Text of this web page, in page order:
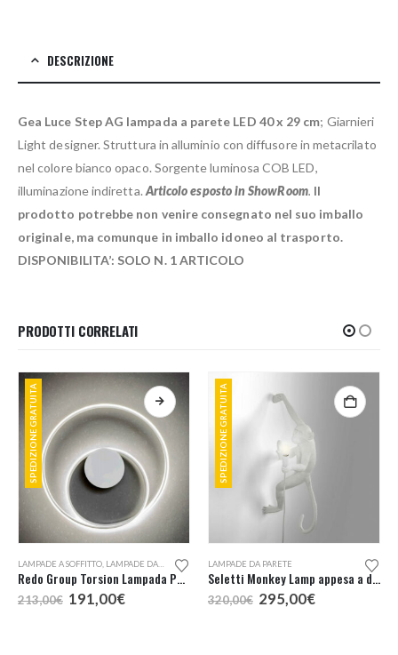
DESCRIZIONE
Gea Luce Step AG lampada a parete LED 40 x 29 cm; Giarnieri
Light designer. Struttura in alluminio con diffusore in metacrilato
nel colore bianco opaco. Sorgente luminosa COB LED,
illuminazione indiretta. Articolo esposto in ShowRoom. Il
prodotto potrebbe non venire consegnato nel suo imballo
originale, ma comunque in imballo idoneo al trasporto.
DISPONIBILITA’: SOLO N. 1 ARTICOLO
PRODOTTI CORRELATI
SPEDIZIONE GRATUITA
LAMPADE A SOFFITTO LAMPADE DA PARETE
Redo Group Torsion Lampada Parete o Soffitto LED
213,00€ Il
prezzo
191,00€Il
SPEDIZIONE GRATUITA
LAMPADE DA PARETE
Seletti Monkey Lamp appesa a destra
320,00€ Il
prezzo
295,00€Il